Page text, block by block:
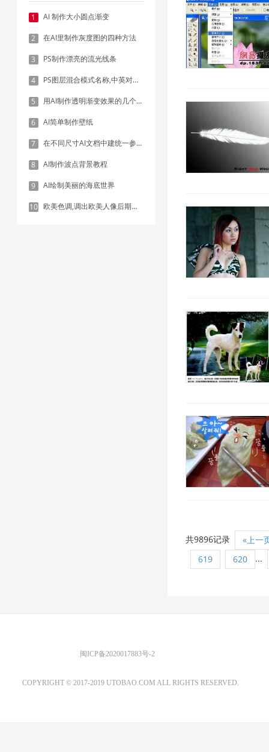
1 AI 制作大小圆点渐变
2 在AI里制作灰度图的四种方法
3 PS制作漂亮的流光线条
4 PS图层混合模式名称,中英对照表
5 用AI制作透明渐变效果的几个方法
6 AI简单制作壁纸
7 在不同尺寸AI文档中建统一参考线 - 方法1：对齐和分布
8 AI制作波点背景教程
9 AI绘制美丽的海底世界
10 欧美色调,调出欧美人像后期色调实例
共9896记录
«上一
619
620 ...
闽ICP备2020017883号-2
COPYRIGHT © 2017-2019 UTOBAO.COM ALL RIGHTS RESERVED.